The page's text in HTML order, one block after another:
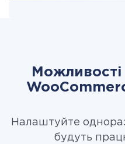
Можливості
Налаштуйте
будуть